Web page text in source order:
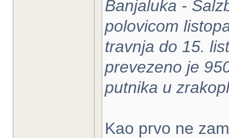
Banjaluka -
polovicom
travnja do 15.
prevezeno je
putnika u
Kao prvo ne